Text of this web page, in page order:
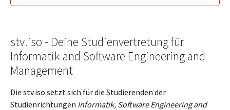
stv.iso - Deine Studienvertretung für
Informatik and Software Engineering and
Management
Die stv.iso setzt sich für die Studierenden der
Studienrichtungen Informatik, Software Engineering and